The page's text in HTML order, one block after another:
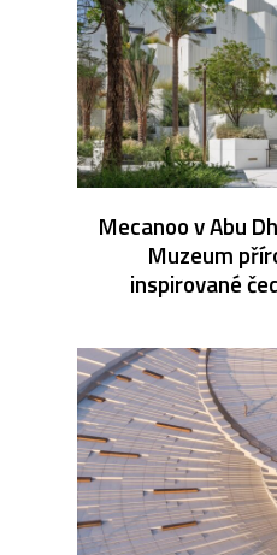
Mecanoo v Abu
Muzeum
inspirované